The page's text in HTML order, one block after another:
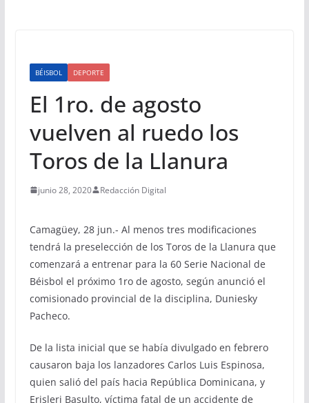
BÉISBOL DEPORTE
El 1ro. de agosto
vuelven al ruedo los
Toros de la Llanura
junio 28, 2020 Redacción Digital
Camagüey, 28 jun.- Al menos tres modificaciones
tendrá la preselección de los Toros de la Llanura que
comenzará a entrenar para la 60 Serie Nacional de
Béisbol el próximo 1ro de agosto, según anunció el
comisionado provincial de la disciplina, Duniesky
Pacheco.
De la lista inicial que se había divulgado en febrero
causaron baja los lanzadores Carlos Luis Espinosa,
quien salió del país hacia República Dominicana, y
Erisleri Basulto, víctima fatal de un accidente de